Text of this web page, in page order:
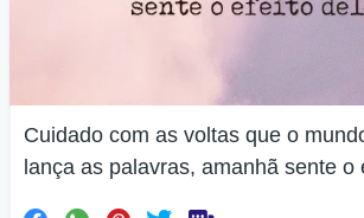
Cuidado com as voltas que o
lança as palavras, amanhã sente o